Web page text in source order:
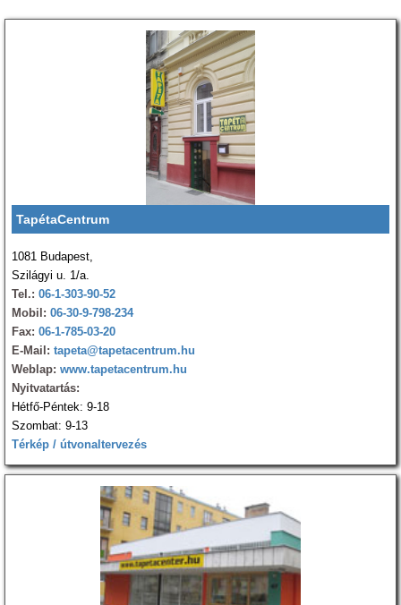
TapétaCentrum
1081 Budapest,
Szilágyi u. 1/a.
Tel.: 06-1-303-90-52
Mobil: 06-30-9-798-234
Fax: 06-1-785-03-20
E-Mail: tapeta@tapetacentrum.hu
Weblap: www.tapetacentrum.hu
Nyitvatartás:
Hétfő-Péntek: 9-18
Szombat: 9-13
Térkép / útvonaltervezés